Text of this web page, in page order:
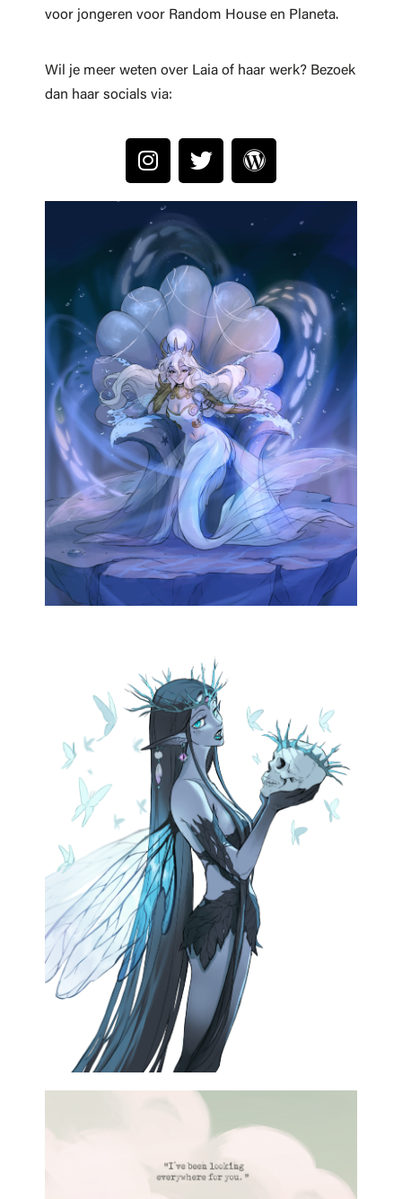
voor jongeren voor Random House en Planeta.
Wil je meer weten over Laia of haar werk? Bezoek
dan haar socials via: